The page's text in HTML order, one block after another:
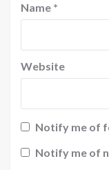
Name *
Website
Notify me of
Notify me of